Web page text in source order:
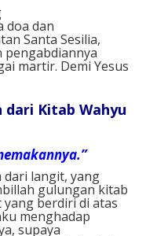
doa dan
Santa Sesilia,
martir. Demi Yesus
dari Kitab Wahyu
dari langit, yang
gulungan kitab
berdiri di atas
menghadap
supaya